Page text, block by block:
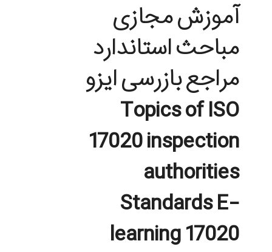
آموزش مجازی
مباحث استاندارد
مراجع بازرسی ایزو
Topics of ISO
17020 inspection
authorities
Standards E-
learning 17020